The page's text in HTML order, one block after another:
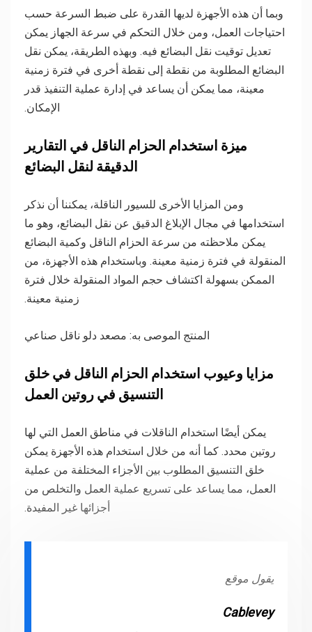
وبما أن هذه الأجهزة لديها القدرة على ضبط السرعة حسب
احتياجات العمل، ومن خلال التحكم في سرعة الجهاز يمكن
تعديل توقيت نقل البضائع فيه. وبهذه الطريقة، يمكن نقل
البضائع المطلوبة من نقطة إلى نقطة أخرى في فترة زمنية
معينة، مما يمكن أن يساعد في إدارة عملية التنفيذ قدر
الإمكان.
ميزة استخدام الحزام الناقل في التقارير
الدقيقة لنقل البضائع
ومن المزايا الأخرى للسيور الناقلة، يمكننا أن نذكر
استخدامها في مجال الإبلاغ الدقيق عن نقل البضائع، وهو ما
يمكن ملاحظته من سرعة الحزام الناقل وكمية البضائع
المنقولة في فترة زمنية معينة. وباستخدام هذه الأجهزة، من
الممكن بسهولة اكتشاف حجم المواد المنقولة خلال فترة
زمنية معينة.
المنتج الموصى به: مصعد دلو ناقل صناعي
مزايا وعيوب استخدام الحزام الناقل في خلق
التنسيق في روتين العمل
يمكن أيضًا استخدام الناقلات في مناطق العمل التي لها
روتين محدد. كما أنه من خلال استخدام هذه الأجهزة يمكن
خلق التنسيق المطلوب بين الأجزاء المختلفة من عملية
العمل، مما يساعد على تسريع عملية العمل والتخلص من
أجزائها غير المفيدة.
يقول موقع
Cablevey